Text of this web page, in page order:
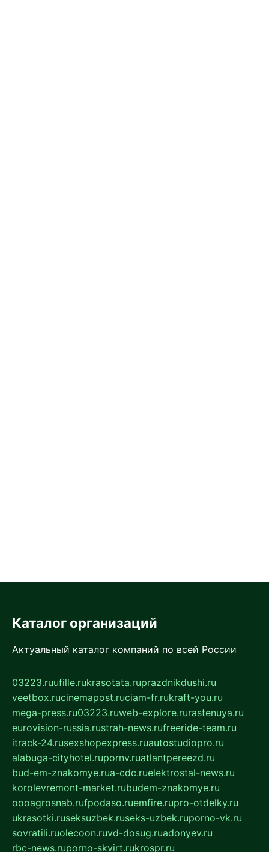
Каталог организаций
Актуальный каталог компаний по всей России
03223.ruufille.rukrasotata.ruprazdnikdushi.ru
veetbox.rucinemapost.ruciam-fr.rukraft-you.ru
mega-press.ru03223.ruweb-explore.rurastenuya.ru
eurovision-russia.rustrah-news.rufreeride-team.ru
itrack-24.rusexshopexpress.ruautostudiopro.ru
alabuga-cityhotel.rupornv.ruatlantpereezd.ru
bud-em-znakomye.rua-cdc.ruelektrostal-news.ru
korolevremont-market.rubudem-znakomye.ru
oooagrosnab.rufpodaso.ruemfire.rupro-otdelky.ru
ukrasotki.ruseksuzbek.ruseks-uzbek.ruporno-vk.ru
sovratili.ruolecoon.ruvd-dosug.ruadonyev.ru
rbc-news.ruporno-skvirt.rukrospr.ru